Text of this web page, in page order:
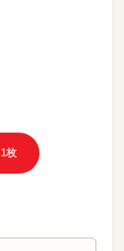
1枚